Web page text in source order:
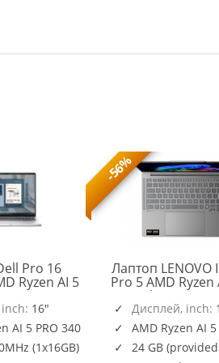
Pro 16
Ryzen AI 5
6C, up to
FHD+
IPS, AG,
GB, DDR5,
GB SSD,
16"
AI 5 PRO 340
(1x16GB)
-56%
Лаптоп LENOVO
Pro 5 AMD Ryzen
14inch 2.8K
120Hz 24GB
PCIe NoOS
Дисплей, inch:
AMD Ryzen AI
24 GB